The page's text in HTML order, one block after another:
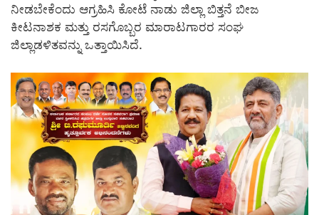
ನೀಡಬೇಕೆಂದು ಆಗ್ರಹಿಸಿ ಕೋಟೆ ನಾಡು ಜಿಲ್ಲಾ ಬಿತ್ತನೆ ಬೀಜ
ಕೀಟನಾಶಕ ಮತ್ತು ರಸಗೊಬ್ಬರ ಮಾರಾಟಗಾರರ ಸಂಘ
ಜಿಲ್ಲಾಡಳಿತವನ್ನು ಒತ್ತಾಯಿಸಿದೆ.